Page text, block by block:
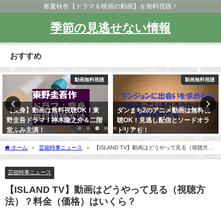
春夏秋冬【ドラマ＆映画の動画】を無料視聴！
季節の見逃せない情報
おすすめ
階
動画無料視聴
ダンまち2のアニメ動画は無料視
聴OK！見逃し配信とソードオラ
トリアも！
動画無
【ENGEIグランドスラム】第
10弾の動画は無料視聴OK！
ネタ満載！
ホーム 芸能時事ニュース
【ISLAND TV】動画はどうやって見る（視聴方
法）？料金（価格）はいくら？
芸能時事ニュース
【ISLAND TV】動画はどうやって見る（視聴方
法）？料金（価格）はいくら？